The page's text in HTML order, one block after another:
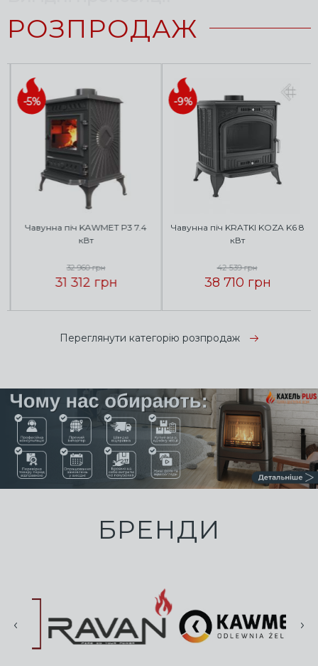
РОЗПРОДАЖ
-5%
Чавунна піч KAWMET P3 7.4
кВт
32 960 грн
31 312 грн
-9%
Чавунна піч KRATKI KOZA K6 8
кВт
42 539 грн
38 710 грн
Переглянути категорію розпродаж
БРЕНДИ
prev